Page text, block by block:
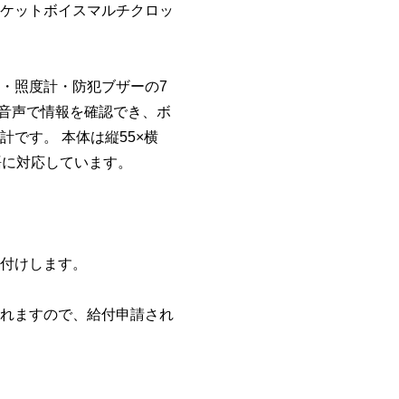
ットボイスマルチクロッ
照度計・防犯ブザーの7
声で情報を確認でき、ボ
です。 本体は縦55×横
対応しています。
けします。
ますので、給付申請され